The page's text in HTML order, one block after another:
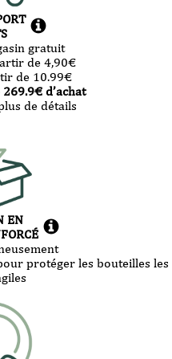
gratuit
de 4,90€
de 10.99€
269.9€ d’achat
de détails
EN
protéger les bouteilles les